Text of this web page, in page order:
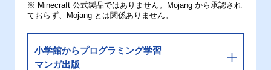
※ Minecraft 公式製品ではありません。Mojang から承認され
ておらず、Mojang とは関係ありません。
小学館からプログラミング学習
マンガ出版